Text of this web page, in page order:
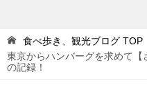
食べ歩き、観光ブログ TOP
東京からハンバーグを求めて
の記録！